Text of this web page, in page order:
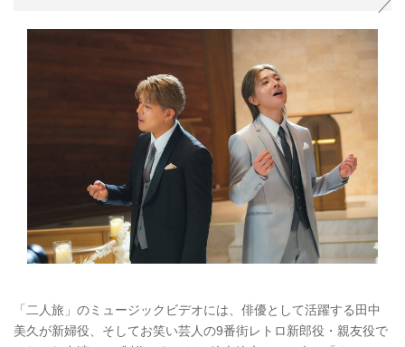
「二人旅」のミュージックビデオには、俳優として活躍する田中
美久が新婦役、そしてお笑い芸人の9番街レトロ新郎役・親友役で